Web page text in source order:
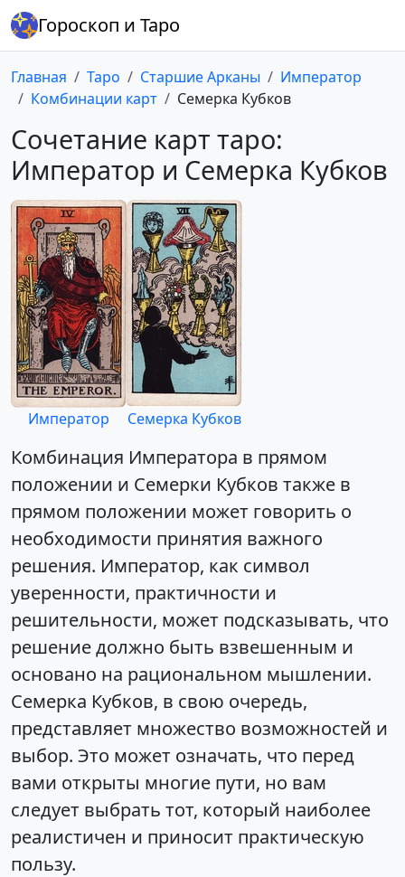
Гороскоп и Таро
Главная Таро Старшие Арканы
Император
Комбинации карт
Семерка Кубков
Сочетание карт таро:
Император и Семерка Кубков
Император Семерка Кубков
Комбинация Императора в прямом
положении и Семерки Кубков также в
прямом положении может говорить о
необходимости принятия важного
решения. Император, как символ
уверенности, практичности и
решительности, может подсказывать, что
решение должно быть взвешенным и
основано на рациональном мышлении.
Семерка Кубков, в свою очередь,
представляет множество возможностей и
выбор. Это может означать, что перед
вами открыты многие пути, но вам
следует выбрать тот, который наиболее
реалистичен и приносит практическую
пользу.